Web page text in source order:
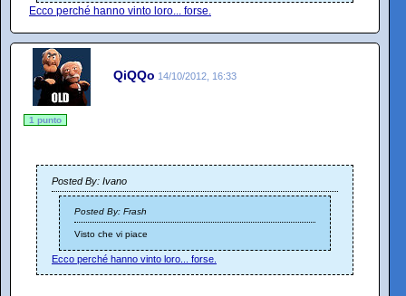
Ecco perché hanno vinto loro... forse.
QiQQo 14/10/2012, 16:33
1 punto
Posted By: Ivano
Posted By: Frash
Visto che vi piace
Ecco perché hanno vinto loro... forse.